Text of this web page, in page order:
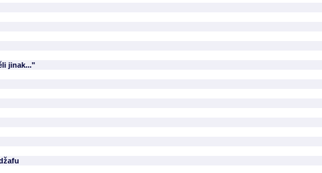
jinak..."